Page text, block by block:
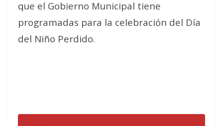
que el Gobierno Municipal tiene
programadas para la celebración del Día
del Niño Perdido.